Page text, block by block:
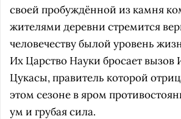
своей пробуждённой из камня
жителями деревни стремится
человечеству былой уровень
Их Царство Науки бросает
Цукасы, правитель которой
этом сезоне в яром
ум и грубая сила.